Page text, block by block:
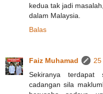
kedua tak jadi
dalam Malaysia.
Balas
Faiz Muhamad
Sekiranya
cadangan sila